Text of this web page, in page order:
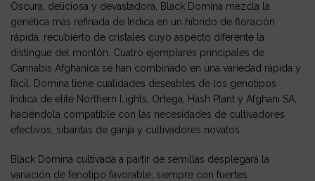
Oscura, deliciosa y devastadora, Black Domina mezcla la
genética más refinada de Indica en un híbrido de floración
rápida, recubierto de cristales cuyo aspecto diferente la
distingue del montón. Cuatro ejemplares principales de
Cannabis Afghanica se han combinado en una variedad rápida y
fácil. Domina tiene cualidades deseables de los genotipos
Indica de elite Northern Lights, Ortega, Hash Plant y Afghani SA,
haciéndola compatible con las necesidades de cultivadores
efectivos, sibaritas de ganja y cultivadores novatos.
Black Domina cultivada a partir de semillas desplegará la
variación de fenotipo favorable, siempre con fuertes